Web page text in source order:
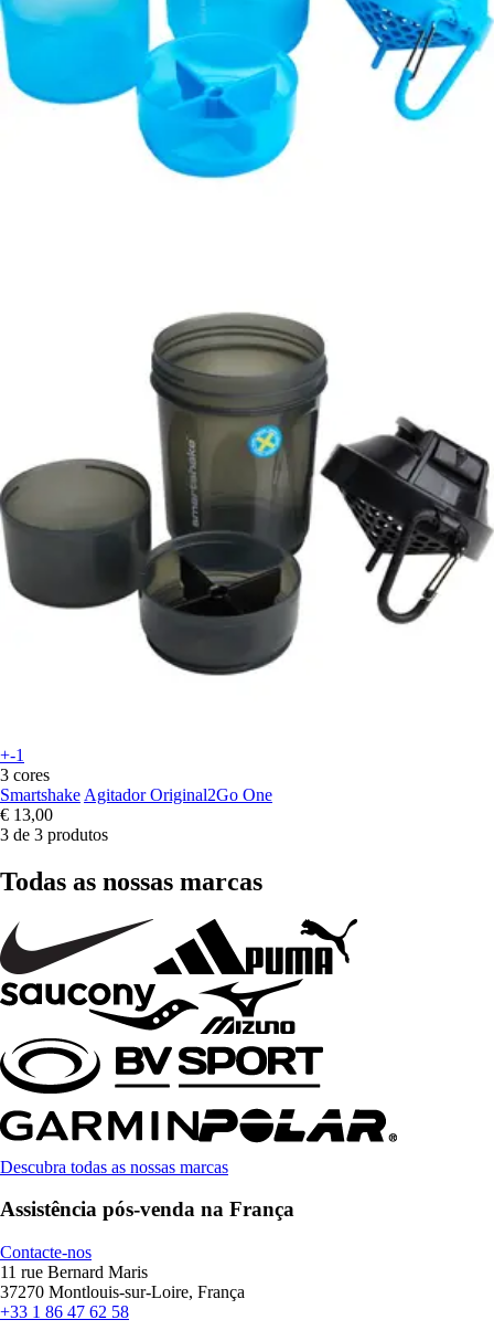
+-1
3 cores
Smartshake Agitador Original2Go One
€ 13,00
3 de 3 produtos
Todas as nossas marcas
Descubra todas as nossas marcas
Assistência pós-venda na França
Contacte-nos
11 rue Bernard Maris
37270 Montlouis-sur-Loire, França
+33 1 86 47 62 58